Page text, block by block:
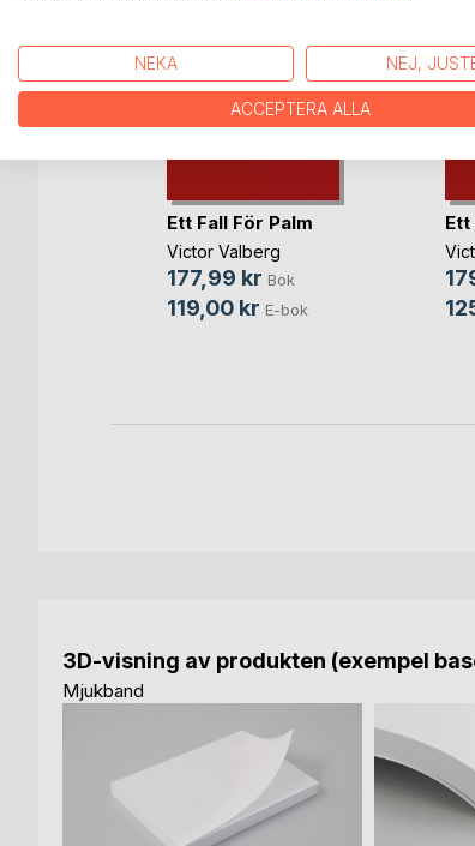
Ett Fall För Palm
Victor Valberg
177,99 kr Bok
119,00 kr E-bok
Ett
3D-visning av produkten (exempel
Mjukband
NEKA NEJ,
ACCEPTERA ALLA